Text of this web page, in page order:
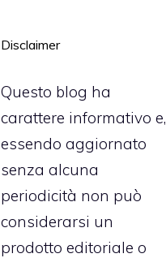
Disclaimer
Questo blog ha
carattere informativo e,
essendo aggiornato
senza alcuna
periodicità non può
considerarsi un
prodotto editoriale o